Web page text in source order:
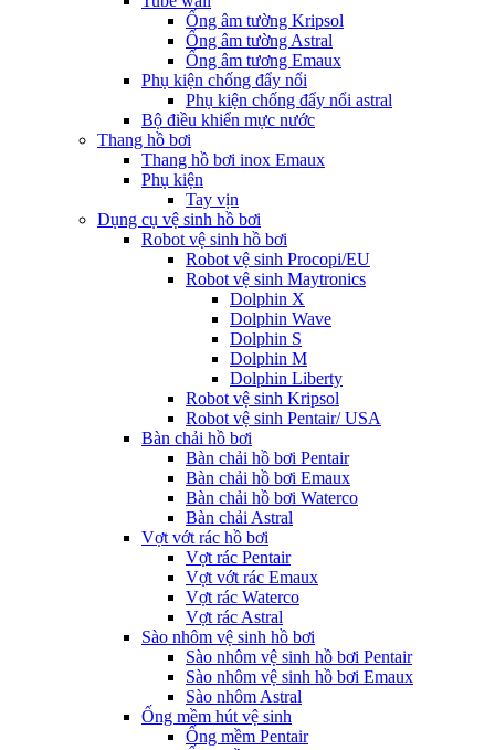
Ống âm tường Kripsol
Ống âm tường Astral
Ống âm tương Emaux
Phụ kiện chống đẩy nổi
Phụ kiện chống đẩy nổi astral
Bộ điều khiển mực nước
Thang hồ bơi
Thang hồ bơi inox Emaux
Phụ kiện
Tay vịn
Dụng cụ vệ sinh hồ bơi
Robot vệ sinh hồ bơi
Robot vệ sinh Procopi/EU
Robot vệ sinh Maytronics
Dolphin X
Dolphin Wave
Dolphin S
Dolphin M
Dolphin Liberty
Robot vệ sinh Kripsol
Robot vệ sinh Pentair/ USA
Bàn chải hồ bơi
Bàn chải hồ bơi Pentair
Bàn chải hồ bơi Emaux
Bàn chải hồ bơi Waterco
Bàn chải Astral
Vợt vớt rác hồ bơi
Vợt rác Pentair
Vợt vớt rác Emaux
Vợt rác Waterco
Vợt rác Astral
Sào nhôm vệ sinh hồ bơi
Sào nhôm vệ sinh hồ bơi Pentair
Sào nhôm vệ sinh hồ bơi Emaux
Sào nhôm Astral
Ống mềm hút vệ sinh
Ống mềm Pentair